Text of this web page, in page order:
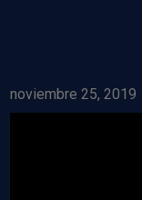
noviembre 25, 2019